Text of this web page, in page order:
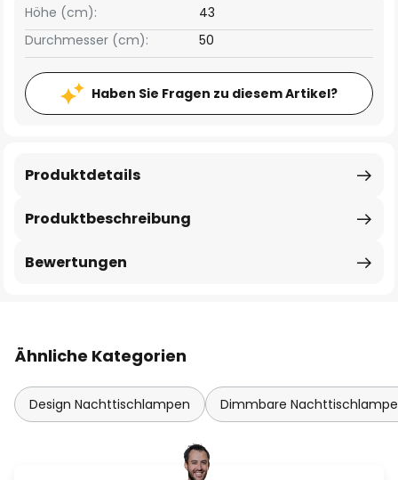
Höhe (cm):
43
Durchmesser (cm):
50
Haben Sie Fragen zu diesem Artikel?
Produktbeschreibung
Produktdetails
Bewertungen
Ähnliche Kategorien
Design Nachttischlampen Dimmbare